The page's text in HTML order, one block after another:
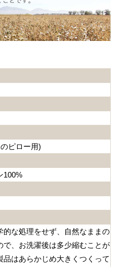
ピロー用)
100%
的な処理をせず、自然なままの
で、お洗濯後は多少縮むことが
品はあらかじめ大きくつくって